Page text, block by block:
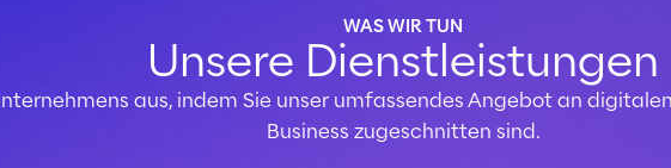
WAS WIR TUN
Unsere Dienstleistungen
aus, indem Sie unser umfassendes Angebot an
Business zugeschnitten sind.